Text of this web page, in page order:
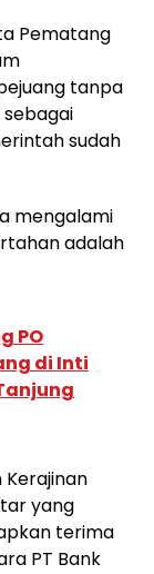
Pematang
tanpa
sebagai
sudah
mengalami
adalah
PO
di Inti
Kerajinan
yang
terima
PT Bank